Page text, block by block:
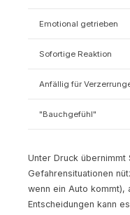
Emotional getrieben
Sofortige Reaktion
Anfällig für
"Bauchgefühl"
Unter Druck übernimmt
Gefahrensituationen
wenn ein Auto kommt),
Entscheidungen kann